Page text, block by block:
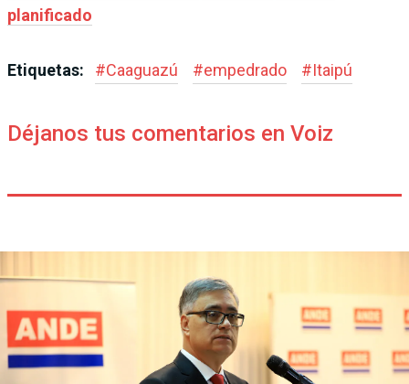
planificado
Etiquetas: #Caaguazú #empedrado #Itaipú
Déjanos tus comentarios en Voiz